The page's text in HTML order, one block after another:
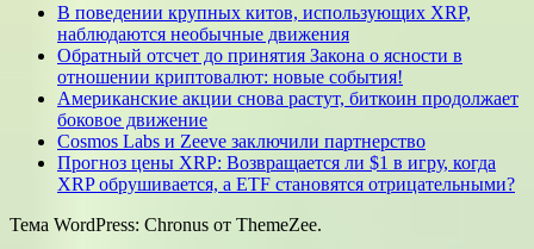
В поведении крупных китов, использующих XRP,
наблюдаются необычные движения
Обратный отсчет до принятия Закона о ясности в
отношении криптовалют: новые события!
Американские акции снова растут, биткоин продолжает
боковое движение
Cosmos Labs и Zeeve заключили партнерство
Прогноз цены XRP: Возвращается ли $1 в игру, когда
XRP обрушивается, а ETF становятся отрицательными?
Тема WordPress: Chronus от ThemeZee.